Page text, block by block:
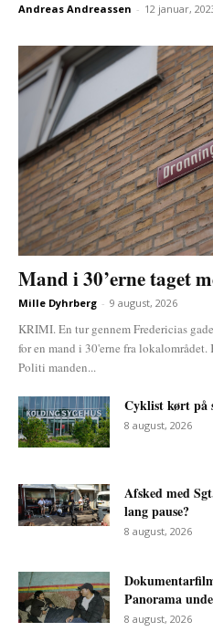
Andreas Andreassen - 12 januar,
Mand i 30’erne taget
Mille Dyhrberg - 9 august, 2026
KRIMI. En tur gennem Fredericias
for en mand i 30'erne fra
Politi manden...
Cyklist kørt på
8 august, 2026
Afsked med
lang pause?
8 august, 2026
Panorama
8 august, 2026